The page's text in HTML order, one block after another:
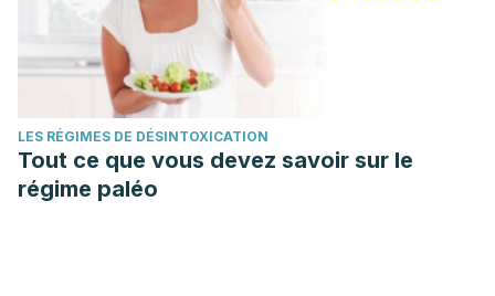
LES RÉGIMES DE DÉSINTOXICATION
Tout ce que vous devez savoir sur le
régime paléo